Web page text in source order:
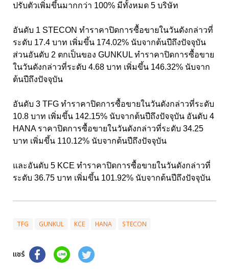
ปรับตัวเพิ่มขึ้นมากกว่า 100% มีทั้งหมด 5 บริษัท
อันดับ 1 STECON ทำราคาปิดการซื้อขายในวันดังกล่าวที่
ระดับ 17.4 บาท เพิ่มขึ้น 174.02% นับจากต้นปีถึงปัจจุบัน
ส่วนอันดับ 2 ตกเป็นของ GUNKUL ทำราคาปิดการซื้อขาย
ในวันดังกล่าวที่ระดับ 4.68 บาท เพิ่มขึ้น 146.32% นับจาก
ต้นปีถึงปัจจุบัน
อันดับ 3 TFG ทำราคาปิดการซื้อขายในวันดังกล่าวที่ระดับ
10.8 บาท เพิ่มขึ้น 142.15% นับจากต้นปีถึงปัจจุบัน อันดับ 4
HANA ราคาปิดการซื้อขายในวันดังกล่าวที่ระดับ 34.25
บาท เพิ่มขึ้น 110.12% นับจากต้นปีถึงปัจจุบัน
และอันดับ 5 KCE ทำราคาปิดการซื้อขายในวันดังกล่าวที่
ระดับ 36.75 บาท เพิ่มขึ้น 101.92% นับจากต้นปีถึงปัจจุบัน
TFG GUNKUL KCE HANA STECON
แชร์